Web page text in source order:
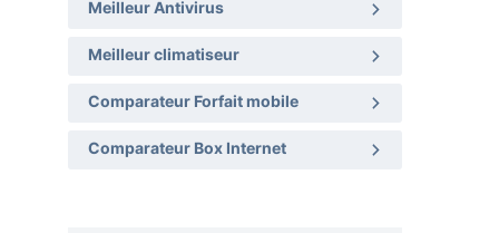
Meilleur Antivirus
Meilleur climatiseur
Comparateur Forfait mobile
Comparateur Box Internet